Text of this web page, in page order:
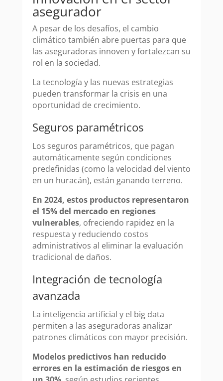
asegurador
A pesar de los desafíos, el cambio
climático también abre puertas para que
las aseguradoras innoven y fortalezcan su
rol en la sociedad.
La tecnología y las nuevas estrategias
pueden transformar la crisis en una
oportunidad de crecimiento.
Seguros paramétricos
Los seguros paramétricos, que pagan
automáticamente según condiciones
predefinidas (como la velocidad del viento
en un huracán), están ganando terreno.
En 2024, estos productos representaron
el 15% del mercado en regiones
vulnerables, ofreciendo rapidez en la
respuesta y reduciendo costos
administrativos al eliminar la evaluación
tradicional de daños.
Integración de tecnología
avanzada
La inteligencia artificial y el big data
permiten a las aseguradoras analizar
patrones climáticos con mayor precisión.
Modelos predictivos han reducido
errores en la estimación de riesgos en